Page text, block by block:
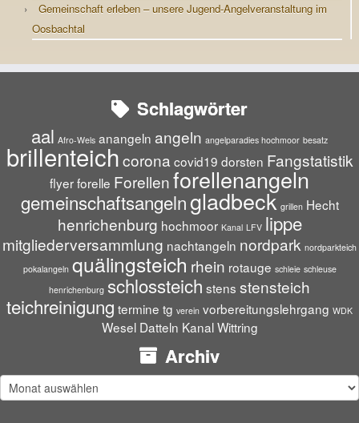
Gemeinschaft erleben – unsere Jugend-Angelveranstaltung im
Oosbachtal
Schlagwörter
aal Afro-Wels anangeln angeln angelparadies hochmoor besatz
brillenteichcorona covid19 dorsten Fangstatistik
flyerforelle Forellenforellenangeln
gemeinschaftsangelngladbeck grillen Hecht
henrichenburg hochmoor Kanal LFV lippe
mitgliederversammlung nachtangeln nordpark nordparkteich
pokalangeln quälingsteich rhein rotauge schleie schleuse
henrichenburg schlossteich stens stensteich
teichreinigung termine tg verein vorbereitungslehrgang WDK
Wesel Datteln Kanal Wittring
Archiv
Archiv